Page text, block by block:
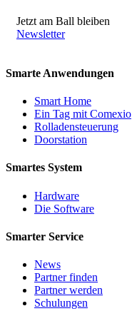
Jetzt am Ball bleiben
Newsletter
Smarte Anwendungen
Smart Home
Ein Tag mit Comexio
Rolladensteuerung
Doorstation
Smartes System
Hardware
Die Software
Smarter Service
News
Partner finden
Partner werden
Schulungen